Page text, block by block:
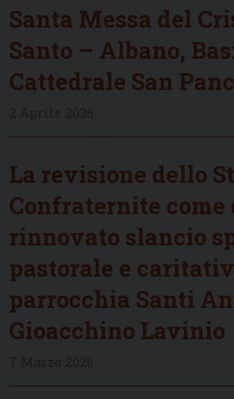
Santa Messa del
Santo – Albano,
Cattedrale San
La revisione dello
Confraternite come
rinnovato slancio
pastorale e
parrocchia Santi
Gioacchino Lavinio